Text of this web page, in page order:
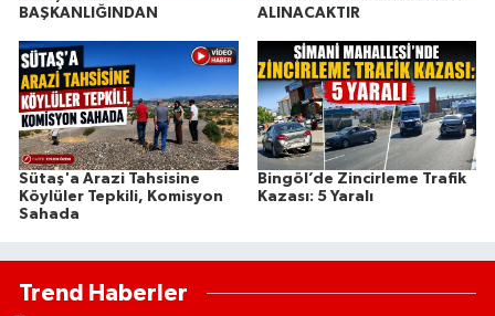
BAŞKANLIĞINDAN
ALINACAKTIR
Sütaş'a Arazi Tahsisine
Köylüler Tepkili, Komisyon
Sahada
Bingöl’de Zincirleme Trafik
Kazası: 5 Yaralı
Trend Haberler